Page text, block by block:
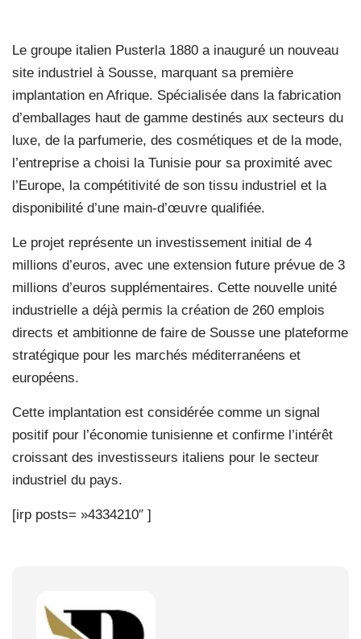
Le groupe italien Pusterla 1880 a inauguré un nouveau
site industriel à Sousse, marquant sa première
implantation en Afrique. Spécialisée dans la fabrication
d’emballages haut de gamme destinés aux secteurs du
luxe, de la parfumerie, des cosmétiques et de la mode,
l’entreprise a choisi la Tunisie pour sa proximité avec
l’Europe, la compétitivité de son tissu industriel et la
disponibilité d’une main-d’œuvre qualifiée.
Le projet représente un investissement initial de 4
millions d’euros, avec une extension future prévue de 3
millions d’euros supplémentaires. Cette nouvelle unité
industrielle a déjà permis la création de 260 emplois
directs et ambitionne de faire de Sousse une plateforme
stratégique pour les marchés méditerranéens et
européens.
Cette implantation est considérée comme un signal
positif pour l’économie tunisienne et confirme l’intérêt
croissant des investisseurs italiens pour le secteur
industriel du pays.
[irp posts= »4334210″ ]